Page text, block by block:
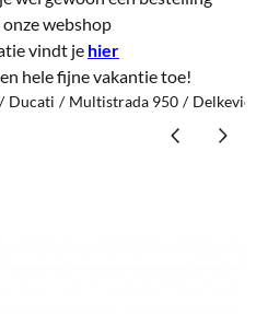
webshop
vindt je hier
hele fijne vakantie toe!
/ Ducati / Multistrada 950 / Delkevic